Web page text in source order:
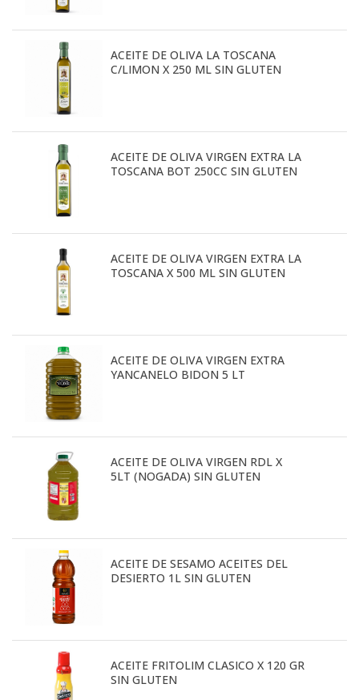
ACEITE DE OLIVA LA TOSCANA
C/LIMON X 250 ML SIN GLUTEN
ACEITE DE OLIVA VIRGEN EXTRA LA
TOSCANA BOT 250CC SIN GLUTEN
ACEITE DE OLIVA VIRGEN EXTRA LA
TOSCANA X 500 ML SIN GLUTEN
ACEITE DE OLIVA VIRGEN EXTRA
YANCANELO BIDON 5 LT
ACEITE DE OLIVA VIRGEN RDL X
5LT (NOGADA) SIN GLUTEN
ACEITE DE SESAMO ACEITES DEL
DESIERTO 1L SIN GLUTEN
ACEITE FRITOLIM CLASICO X 120 GR
SIN GLUTEN